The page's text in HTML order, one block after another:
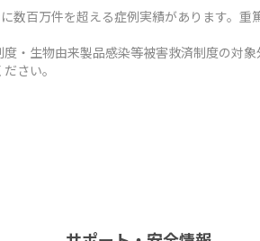
百万件を超える症例実績があります。重
・生物由来製品感染等被害救済制度の対象
さい。